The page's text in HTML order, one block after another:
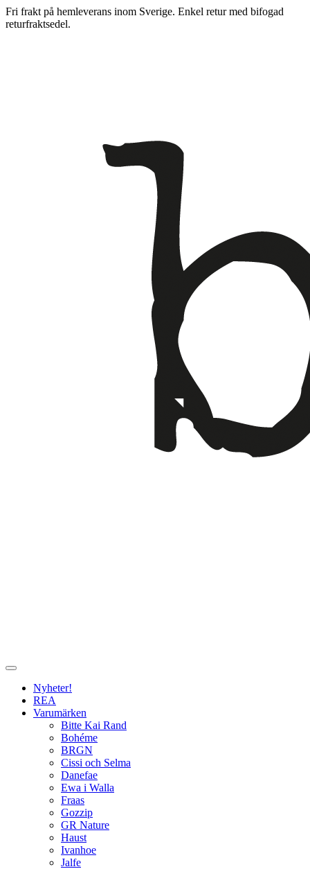
Fri frakt på hemleverans inom Sverige. Enkel retur med bifogad
returfraktsedel.
Nyheter!
REA
Varumärken
Bitte Kai Rand
Bohéme
BRGN
Cissi och Selma
Danefae
Ewa i Walla
Fraas
Gozzip
GR Nature
Haust
Ivanhoe
Jalfe